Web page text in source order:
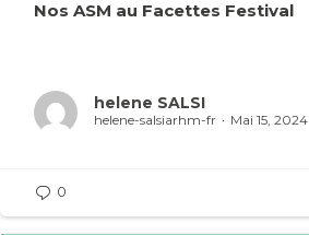
Nos ASM au Facettes Festival
helene SALSI
helene-salsiarhm-fr Mai 15, 2024
0